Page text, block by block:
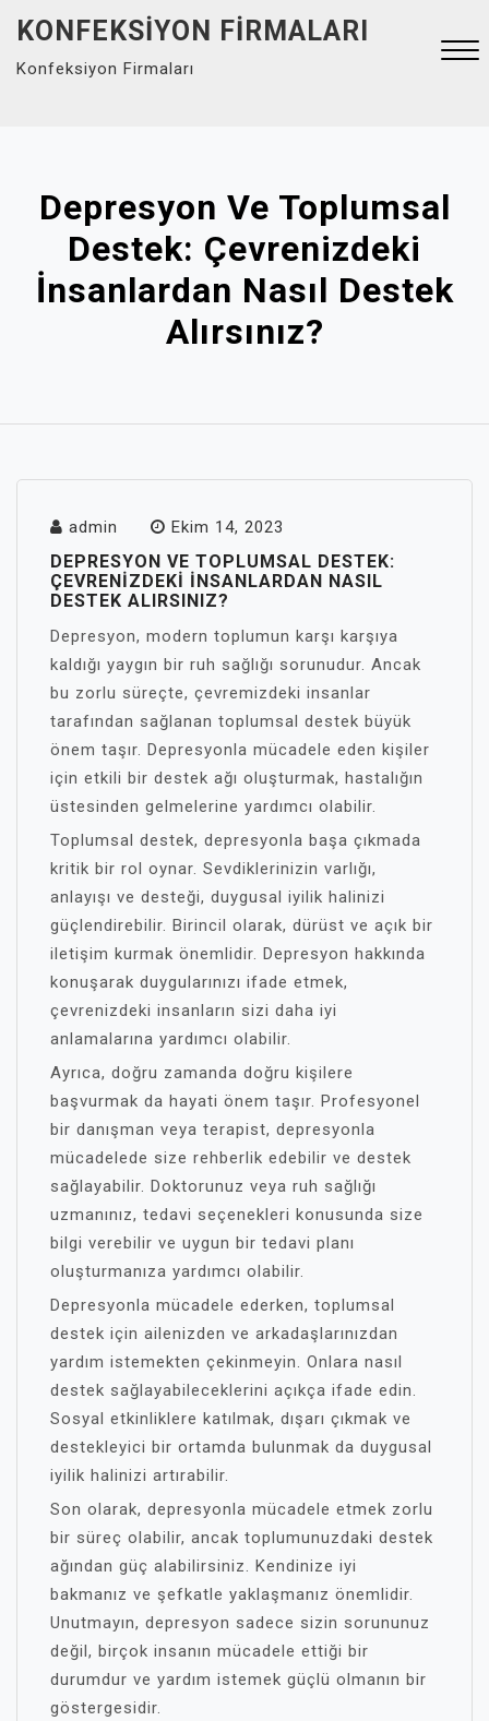
content
KONFEKSIYON FIRMALARI
Konfeksiyon Firmaları
Depresyon Ve Toplumsal
Destek: Çevrenizdeki
İnsanlardan Nasıl Destek
Alırsınız?
admin Ekim 14, 2023
DEPRESYON VE TOPLUMSAL DESTEK:
ÇEVRENIZDEKI İNSANLARDAN NASIL
DESTEK ALIRSINIZ?
Depresyon, modern toplumun karşı karşıya
kaldığı yaygın bir ruh sağlığı sorunudur. Ancak
bu zorlu süreçte, çevremizdeki insanlar
tarafından sağlanan toplumsal destek büyük
önem taşır. Depresyonla mücadele eden kişiler
için etkili bir destek ağı oluşturmak, hastalığın
üstesinden gelmelerine yardımcı olabilir.
Toplumsal destek, depresyonla başa çıkmada
kritik bir rol oynar. Sevdiklerinizin varlığı,
anlayışı ve desteği, duygusal iyilik halinizi
güçlendirebilir. Birincil olarak, dürüst ve açık bir
iletişim kurmak önemlidir. Depresyon hakkında
konuşarak duygularınızı ifade etmek,
çevrenizdeki insanların sizi daha iyi
anlamalarına yardımcı olabilir.
Ayrıca, doğru zamanda doğru kişilere
başvurmak da hayati önem taşır. Profesyonel
bir danışman veya terapist, depresyonla
mücadelede size rehberlik edebilir ve destek
sağlayabilir. Doktorunuz veya ruh sağlığı
uzmanınız, tedavi seçenekleri konusunda size
bilgi verebilir ve uygun bir tedavi planı
oluşturmanıza yardımcı olabilir.
Depresyonla mücadele ederken, toplumsal
destek için ailenizden ve arkadaşlarınızdan
yardım istemekten çekinmeyin. Onlara nasıl
destek sağlayabileceklerini açıkça ifade edin.
Sosyal etkinliklere katılmak, dışarı çıkmak ve
destekleyici bir ortamda bulunmak da duygusal
iyilik halinizi artırabilir.
Son olarak, depresyonla mücadele etmek zorlu
bir süreç olabilir, ancak toplumunuzdaki destek
ağından güç alabilirsiniz. Kendinize iyi
bakmanız ve şefkatle yaklaşmanız önemlidir.
Unutmayın, depresyon sadece sizin sorununuz
değil, birçok insanın mücadele ettiği bir
durumdur ve yardım istemek güçlü olmanın bir
göstergesidir.